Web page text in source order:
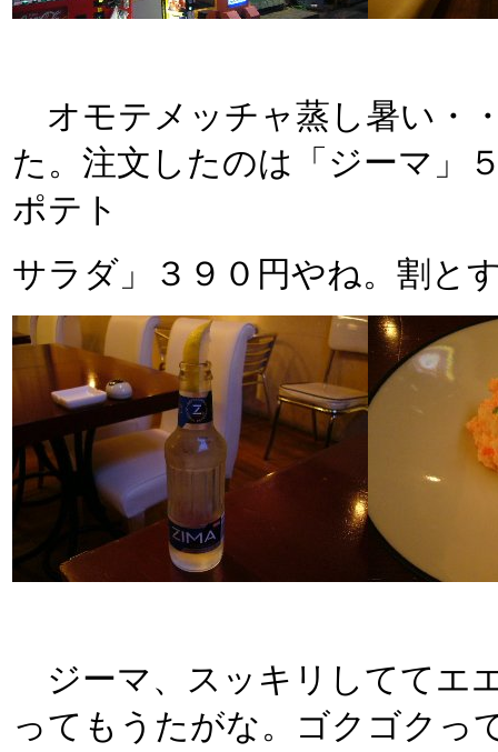
オモテメッチャ蒸し暑い・
た。注文したのは「ジーマ
ポテト
サラダ」３９０円やね。割と
ジーマ、スッキリしててエ
ってもうたがな。ゴクゴクっ